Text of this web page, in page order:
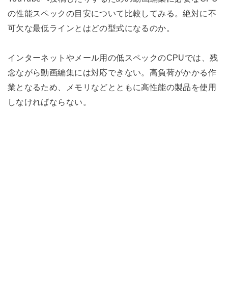
の性能スペックの目安について比較してみる。絶対に不
可欠な最低ラインとはどの型式になるのか。
インターネットやメール用の低スペックのCPUでは、残
念ながら動画編集には対応できない。高負荷がかかる作
業となるため、メモリなどとともに高性能の製品を使用
しなければならない。